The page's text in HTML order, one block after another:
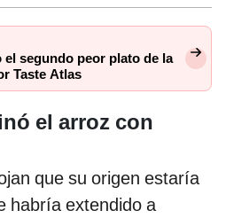
el segundo peor plato de la
Taste Atlas
el arroz con
que su origen estaría
habría extendido a